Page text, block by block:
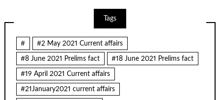
Tags
# #2 May 2021 Current affairs
#8 June 2021 Prelims fact #18 June 2021 Prelims fact
#19 April 2021 Current affairs
#21January2021 current affairs